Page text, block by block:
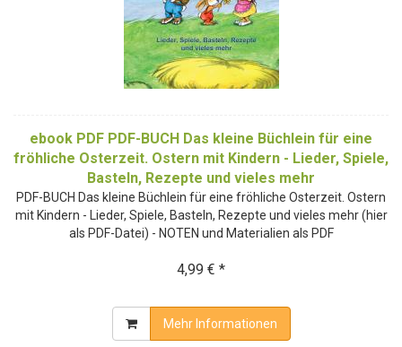
ebook PDF PDF-BUCH Das kleine Büchlein für eine
fröhliche Osterzeit. Ostern mit Kindern - Lieder, Spiele,
Basteln, Rezepte und vieles mehr
PDF-BUCH Das kleine Büchlein für eine fröhliche Osterzeit. Ostern
mit Kindern - Lieder, Spiele, Basteln, Rezepte und vieles mehr (hier
als PDF-Datei) - NOTEN und Materialien als PDF
4,99 € *
Mehr Informationen